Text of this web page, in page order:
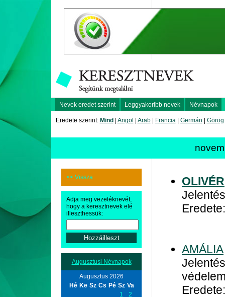
Nevek eredet szerint Leggyakoribb nevek Névnapok
Eredete szerint: Mind Angol Arab| Francia| Germán Görög
<< Vissza
Adja meg vezetéknevét,
hogy a keresztnevek elé
illeszthessük:
Augusztusi Névnapok
Augusztus 2026
Hé Ke Sz Cs Pé Sz Va
1
2
OLIVÉR
AMÁLIA